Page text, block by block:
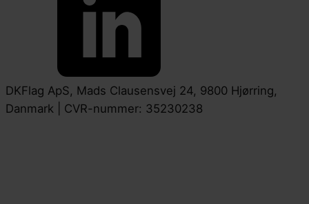
DKFlag ApS, Mads Clausensvej 24, 9800 Hjørring,
Danmark | CVR-nummer: 35230238